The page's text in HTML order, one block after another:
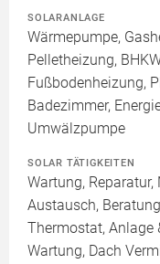
SOLARANLAGE
Wärmepumpe,
Pelletheizung,
Fußbodenheizung,
Badezimmer,
Umwälzpumpe
SOLAR TÄTIGKEITEN
Wartung,
Austausch,
Thermostat, Anlage
Wartung, Dach